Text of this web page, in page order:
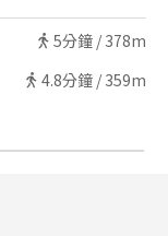
5分鐘 / 378m
4.8分鐘 / 359m